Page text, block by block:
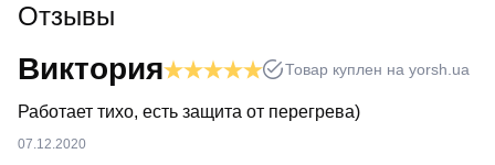
комплектующих деталей. В напорном баке
пищевой резины, которая не выделяет вредные
вещества, поэтому абсолютно безопасна для здоровья
Отзывы
Виктория Товар куплен на yorsh.ua
Работает тихо, есть защита от перегрева)
07.12.2020